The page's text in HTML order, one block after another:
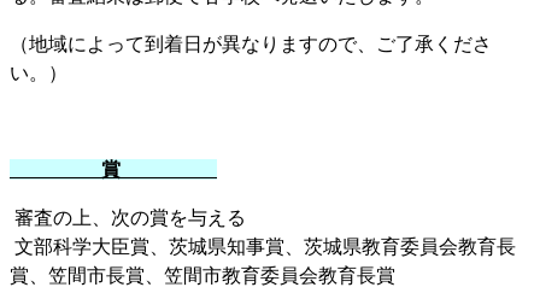
（地域によって到着日が異なりますので、ご了承くださ
い。）
賞
審査の上、次の賞を与える
文部科学大臣賞、茨城県知事賞、茨城県教育委員会教育長
賞、笠間市長賞、笠間市教育委員会教育長賞